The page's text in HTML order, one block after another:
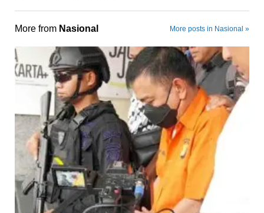
More from Nasional More posts in Nasional »